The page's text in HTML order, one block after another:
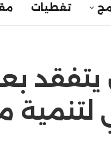
تغطيات